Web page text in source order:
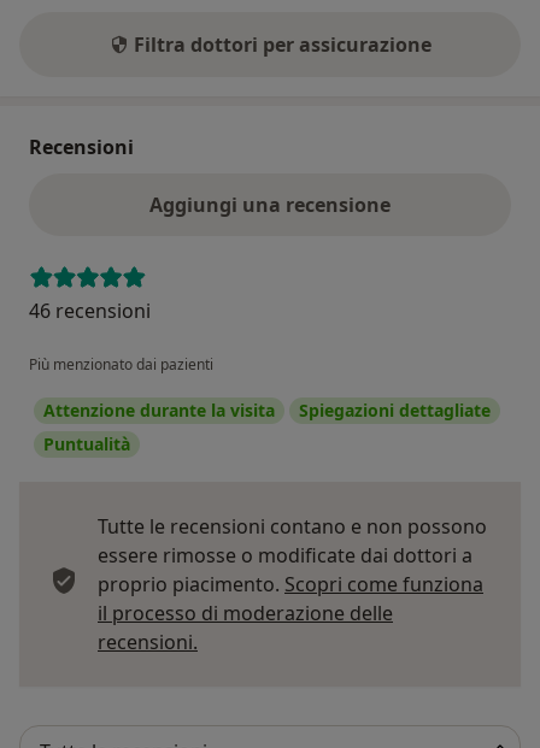
Filtra dottori per assicurazione
Recensioni
Aggiungi una recensione
46 recensioni
Più menzionato dai pazienti
Attenzione durante la visita
Spiegazioni dettagliate
Puntualità
Tutte le recensioni contano e non possono
essere rimosse o modificate dai dottori a
proprio piacimento. Scopri come funziona
il processo di moderazione delle
recensioni.